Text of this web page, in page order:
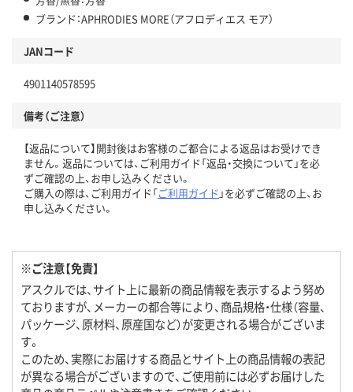
ブランド：APHRODIES MORE（アフロディエス モア）
JANコード
4901140578595
備考（ご注意）
【返品について】開封後はお客様のご都合による返品はお受けでき
ません。返品については、ご利用ガイド「返品・交換について」を必
ずご確認の上、お申し込みください。
ご購入の際は、ご利用ガイド「ご利用ガイド 」を必ずご確認の上、お
申し込みください。
※ご注意【免責】
アスクルでは、サイト上に最新の商品情報を表示するよう努め
ておりますが、メーカーの都合等により、商品規格・仕様（容量、
パッケージ、原材料、原産国など）が変更される場合がございま
す。
このため、実際にお届けする商品とサイト上の商品情報の表記
が異なる場合がございますので、ご使用前には必ずお届けした